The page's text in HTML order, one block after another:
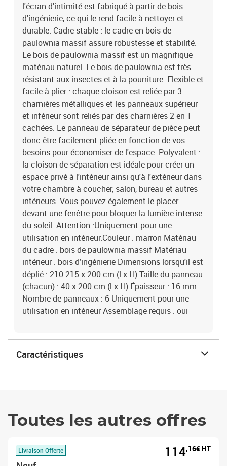
l'écran d'intimité est fabriqué à partir de bois
d'ingénierie, ce qui le rend facile à nettoyer et
durable. Cadre stable : le cadre en bois de
paulownia massif assure robustesse et stabilité.
Le bois de paulownia massif est un magnifique
matériau naturel. Le bois de paulownia est très
résistant aux insectes et à la pourriture. Flexible et
facile à plier : chaque cloison est reliée par 3
charnières métalliques et les panneaux supérieur
et inférieur sont reliés par des charnières 2 en 1
cachées. Le panneau de séparateur de pièce peut
donc être facilement pliée en fonction de vos
besoins pour économiser de l'espace. Polyvalent :
la cloison de séparation est idéale pour créer un
espace privé à l'intérieur ainsi qu'à l'extérieur dans
votre chambre à coucher, salon, bureau et autres
intérieurs. Vous pouvez également le placer
devant une fenêtre pour bloquer la lumière intense
du soleil. Attention :Uniquement pour une
utilisation en intérieur.Couleur : marron Matériau
du cadre : bois de paulownia massif Matériau
intérieur : bois d’ingénierie Dimensions lorsqu'il est
déplié : 210-215 x 200 cm (l x H) Taille du panneau
(chacun) : 40 x 200 cm (l x H) Épaisseur : 16 mm
Nombre de panneaux : 6 Uniquement pour une
utilisation en intérieur Assemblage requis : oui
Caractéristiques
Toutes les autres offres
Livraison Offerte 114,16€ HT